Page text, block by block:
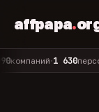
affpapa.
•1 630персон•381